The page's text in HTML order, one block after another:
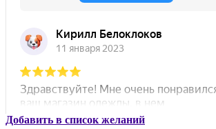
Добавить в список желаний